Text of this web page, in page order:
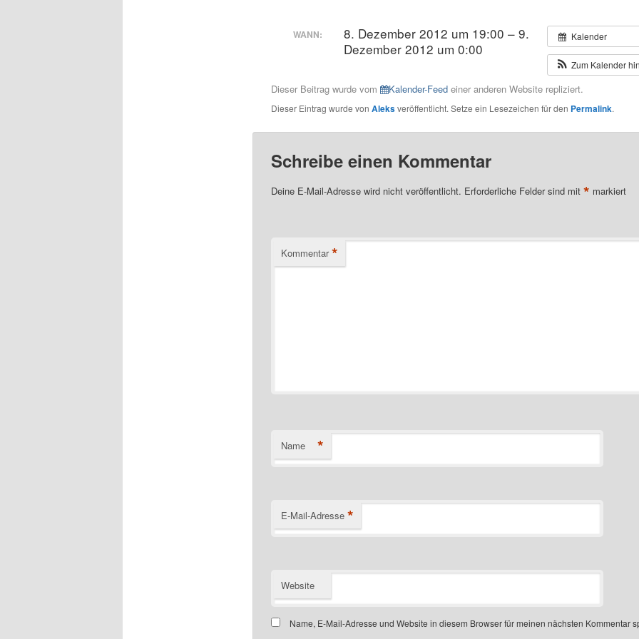
Kalender
Zum Kalender
WANN:
8. Dezember 2012 um 19:00 – 9.
Dezember 2012 um 0:00
Dieser Beitrag wurde vom Kalender-Feedeiner anderen Website repliziert.
Dieser Eintrag wurde von Aleksveröffentlicht. Setze ein Lesezeichen für den Permalink.
Schreibe einen Kommentar
Deine E-Mail-Adresse wird nicht veröffentlicht. Erforderliche Felder sind mit * markiert
Kommentar *
Name *
E-Mail-Adresse *
Website
Name, E-Mail-Adresse und Website in diesem Browser für meinen nächsten Kommentar